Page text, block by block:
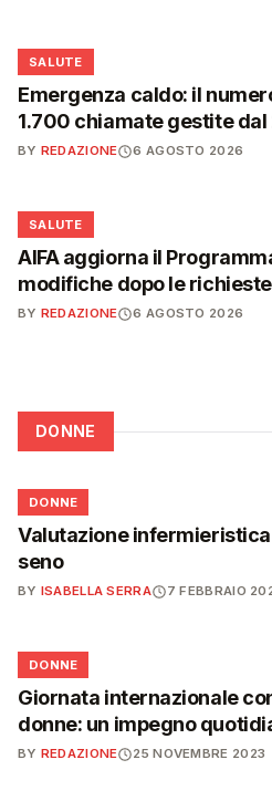
❤️
SALUTE
Emergenza caldo: il
1.700 chiamate gestite dal
BY REDAZIONE 6 AGOSTO 2026
❤️
SALUTE
AIFA aggiorna il
modifiche dopo le
BY REDAZIONE 6 AGOSTO 2026
DONNE
🌸
DONNE
Valutazione
seno
BY ISABELLA SERRA 7 FEBBRAIO
🌸
DONNE
Giornata internazionale
donne: un impegno
BY REDAZIONE 25 NOVEMBRE 2023